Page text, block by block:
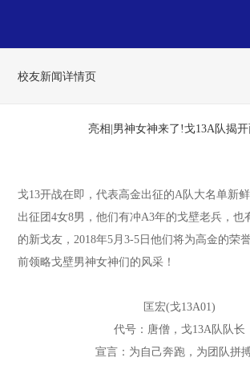
校友新闻详情页
亮相|男神女神来了!戈13A队揭
戈13开战在即，代表高金出征的A队大名单新
出征团4女8男，他们有冲A3年的戈壁老兵，也
的新戈友，2018年5月3-5日他们将为高金的荣
前领略戈壁男神女神们的风采！
匡宏(戈13A01)
代号：唐僧，戈13A队队长
宣言：为自己奔跑，为团队拼搏